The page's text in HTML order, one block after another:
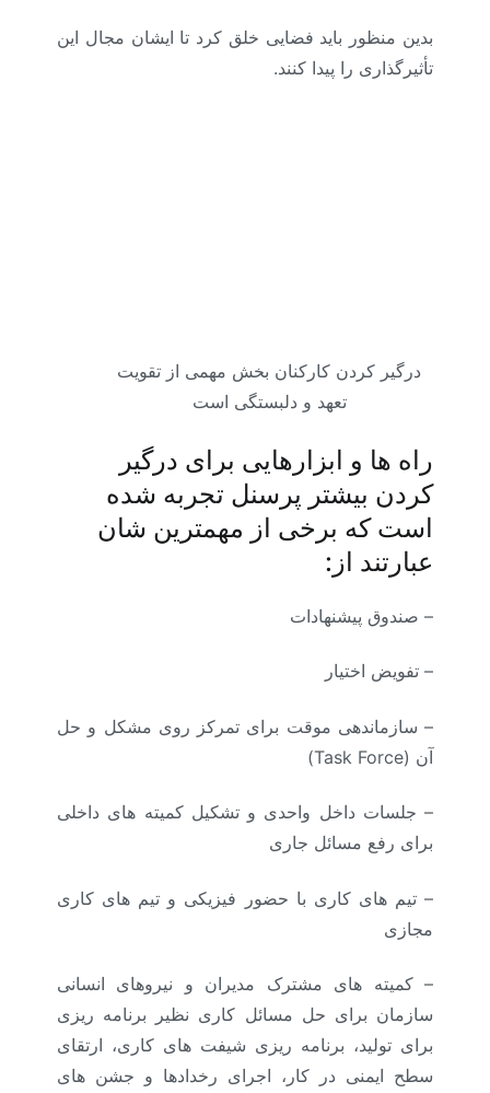
بدین منظور باید فضایی خلق کرد تا ایشان مجال این
تأثیرگذاری را پیدا کنند.
درگیر کردن کارکنان بخش مهمی از تقویت
تعهد و دلبستگی است
راه ها و ابزارهایی برای درگیر
کردن بیشتر پرسنل تجربه شده
است که برخی از مهمترین شان
عبارتند از:
– صندوق پیشنهادات
– تفویض اختیار
– سازماندهی موقت برای تمرکز روی مشکل و حل
– جلسات داخل واحدی و تشکیل کمیته های داخلی
برای رفع مسائل جاری
– تیم های کاری با حضور فیزیکی و تیم های کاری
مجازی
– کمیته های مشترک مدیران و نیروهای انسانی
سازمان برای حل مسائل کاری نظیر برنامه ریزی
برای تولید، برنامه ریزی شیفت های کاری، ارتقای
سطح ایمنی در کار، اجرای رخدادها و جشن های